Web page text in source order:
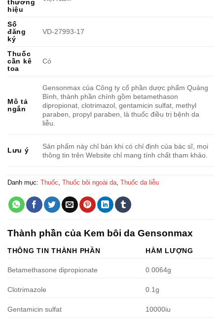
thương
hiệu
Số
đăng
ký
VD-27993-17
Thuốc
cần kê
toa
Có
Mô tả
ngắn
Gensonmax của Công ty cổ phần dược phẩm Quảng
Bình, thành phần chính gồm betamethason
dipropionat, clotrimazol, gentamicin sulfat, methyl
paraben, propyl paraben, là thuốc điều trị bệnh da
liễu.
Lưu ý
Sản phẩm này chỉ bán khi có chỉ định của bác sĩ, mọi
thông tin trên Website chỉ mang tính chất tham khảo.
Danh mục: Thuốc Thuốc bôi ngoài da Thuốc da liễu
Thành phần của Kem bôi da Gensonmax
THÔNG TIN THÀNH PHẦN HÀM LƯỢNG
Betamethasone dipropionate 0.0064g
Clotrimazole 0.1g
Gentamicin sulfat 10000iu